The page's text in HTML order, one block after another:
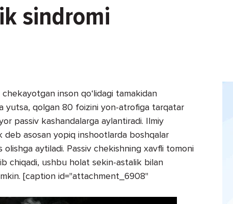
sindromi
inson qo‘lidagi tamakidan
yutsa, qolgan 80 foizini yon-atrofiga tarqatar
passiv kashandalarga aylantiradi. Ilmiy
deb asosan yopiq inshootlarda boshqalar
aytiladi. Passiv chekishning xavfli tomoni
chiqadi, ushbu holat sekin-astalik bilan
[caption id="attachment_6908"